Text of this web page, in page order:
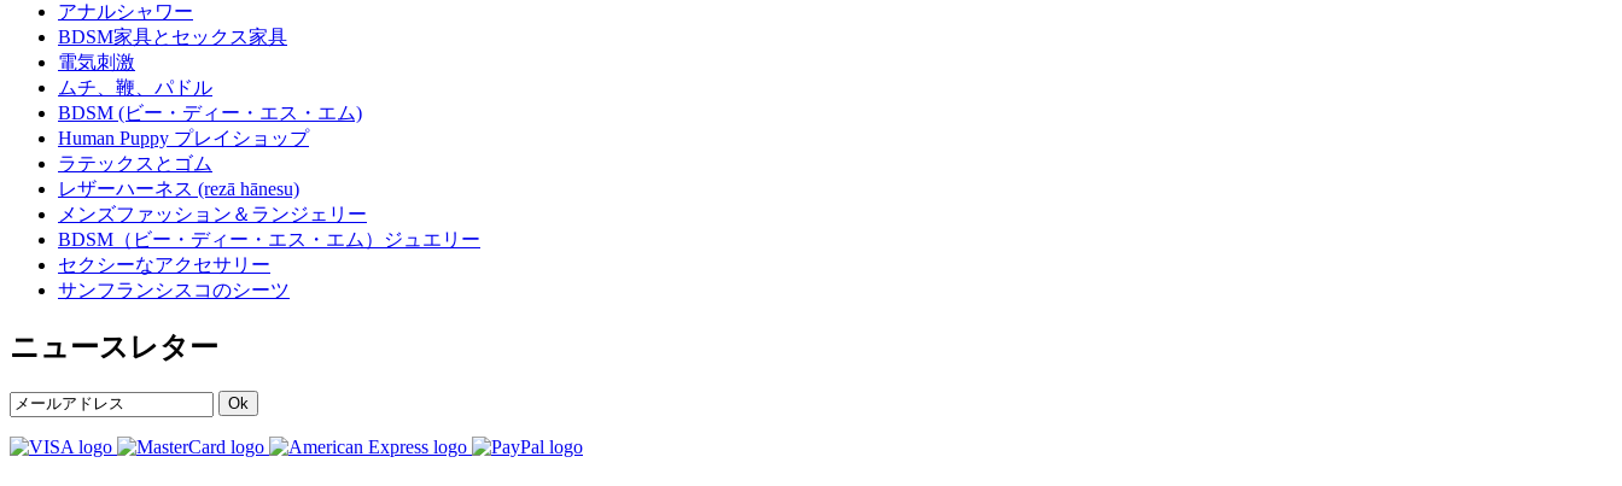
アナルシャワー
BDSM家具とセックス家具
電気刺激
ムチ、鞭、パドル
BDSM (ビー・ディー・エス・エム)
Human Puppy プレイショップ
ラテックスとゴム
レザーハーネス (rezā hānesu)
メンズファッション＆ランジェリー
BDSM（ビー・ディー・エス・エム）ジュエリー
セクシーなアクセサリー
サンフランシスコのシーツ
ニュースレター
Ok